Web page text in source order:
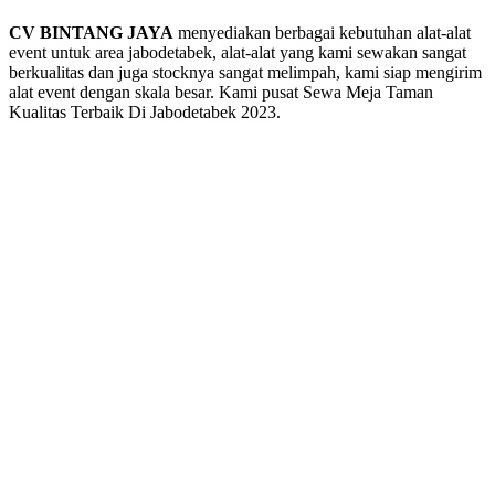
CV BINTANG JAYA menyediakan berbagai kebutuhan alat-alat
event untuk area jabodetabek, alat-alat yang kami sewakan sangat
berkualitas dan juga stocknya sangat melimpah, kami siap mengirim
alat event dengan skala besar. Kami pusat Sewa Meja Taman
Kualitas Terbaik Di Jabodetabek 2023.